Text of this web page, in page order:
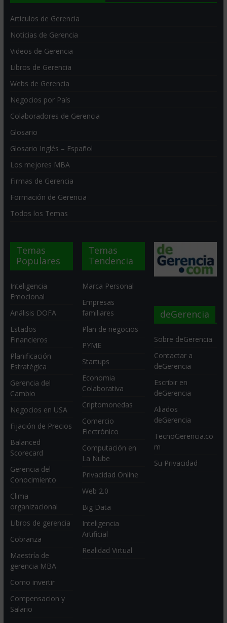
Artículos de Gerencia
Noticias de Gerencia
Videos de Gerencia
Libros de Gerencia
Webs de Gerencia
Negocios por País
Colaboradores de Gerencia
Glosario
Glosario Inglés – Español
Los mejores MBA
Firmas de Gerencia
Formación de Gerencia
Todos los Temas
Temas
Populares
Inteligencia
Emocional
Análisis DOFA
Estados
Financieros
Planificación
Estratégica
Gerencia del
Cambio
Negocios en USA
Fijación de Precios
Balanced
Scorecard
Gerencia del
Conocimiento
Clima
organizacional
Libros de gerencia
Cobranza
Maestría de
gerencia MBA
Como invertir
Compensacion y
Salario
Temas
Tendencia
Marca Personal
Empresas
familiares
Plan de negocios
PYME
Startups
Economia
Colaborativa
Criptomonedas
Comercio
Electrónico
Computación en
La Nube
Privacidad Online
Web 2.0
Big Data
Inteligencia
Artificial
Realidad Virtual
deGerencia
Sobre deGerencia
Contactar a
deGerencia
Escribir en
deGerencia
Aliados
deGerencia
TecnoGerencia.co
m
Su Privacidad